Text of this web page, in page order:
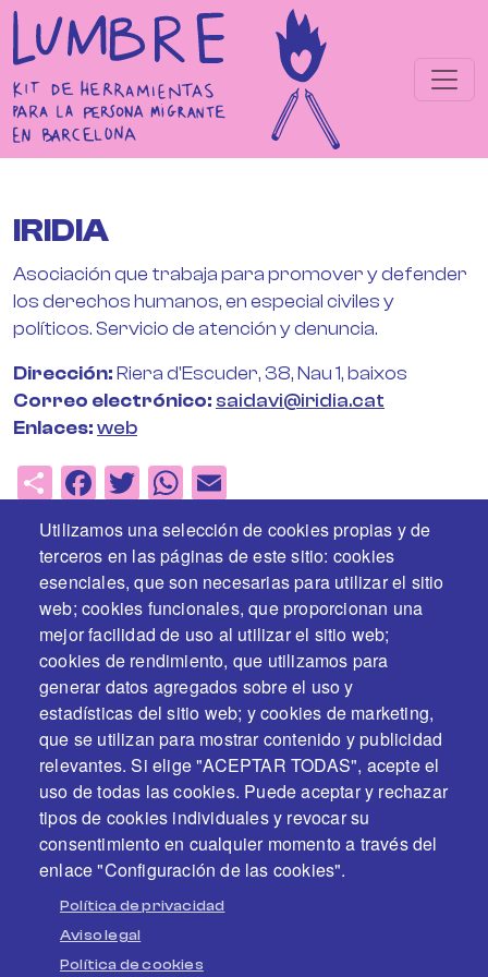
Pasar al contenido principal
IRIDIA
Asociación que trabaja para promover y defender
los derechos humanos, en especial civiles y
políticos. Servicio de atención y denuncia.
Dirección Riera d'Escuder, 38, Nau 1, baixos
Correo electrónico saidavi@iridia.cat
Enlaces web
Share
Facebook
Twitter
WhatsApp
En colaboración y con el apoyo de
Utilizamos una selección de cookies propias y de
terceros en las páginas de este sitio: cookies
esenciales, que son necesarias para utilizar el sitio
web; cookies funcionales, que proporcionan una
mejor facilidad de uso al utilizar el sitio web;
cookies de rendimiento, que utilizamos para
generar datos agregados sobre el uso y
estadísticas del sitio web; y cookies de marketing,
que se utilizan para mostrar contenido y publicidad
relevantes. Si elige "ACEPTAR TODAS", acepte el
uso de todas las cookies. Puede aceptar y rechazar
tipos de cookies individuales y revocar su
consentimiento en cualquier momento a través del
enlace "Configuración de las cookies".
Política de privacidad
Aviso legal
Política de cookies